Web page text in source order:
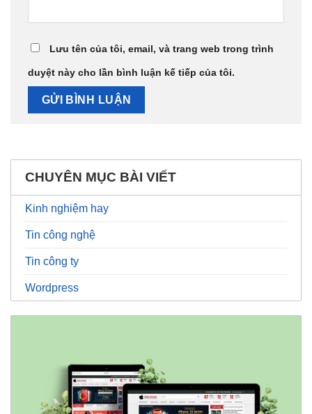
Lưu tên của tôi, email, và trang web trong trình
duyệt này cho lần bình luận kế tiếp của tôi.
CHUYÊN MỤC BÀI VIẾT
Kinh nghiệm hay
Tin công nghệ
Tin công ty
Wordpress